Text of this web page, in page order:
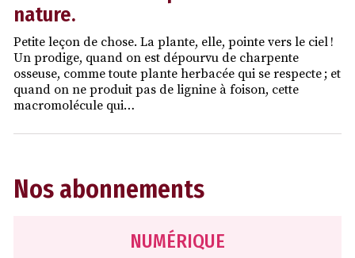
nature.
Petite leçon de chose. La plante, elle, pointe vers le ciel !
Un prodige, quand on est dépourvu de charpente
osseuse, comme toute plante herbacée qui se respecte ; et
quand on ne produit pas de lignine à foison, cette
macromolécule qui…
Nos abonnements
NUMÉRIQUE